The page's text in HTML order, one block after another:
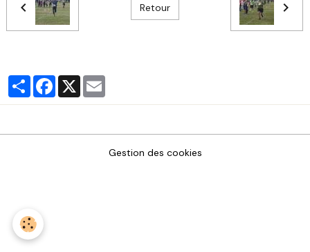
Retour
PartagerFacebook
X
Gestion des cookies